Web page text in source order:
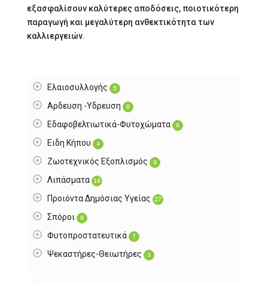
εξασφαλίσουν καλύτερες αποδόσεις, ποιοτικότερη
παραγωγή και μεγαλύτερη ανθεκτικότητα των
καλλιεργειών.
Ελαιοσυλλογής 5
Αρδευση -Υδρευση 0
Εδαφοβελτιωτικά-Φυτοχώματα 0
Ειδη Κήπου 4
Ζωοτεχνικός Εξοπλισμός 0
Λιπάσματα 10
Προιόντα Δημόσιας Υγείας 27
Σπόροι 0
Φυτοπροστατευτικά 7
Ψεκαστήρες-Θειωτήρες 3